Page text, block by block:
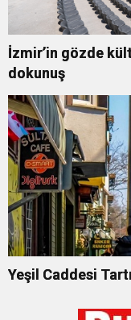
İzmir’in gözde
dokunuş
Yeşil Caddesi